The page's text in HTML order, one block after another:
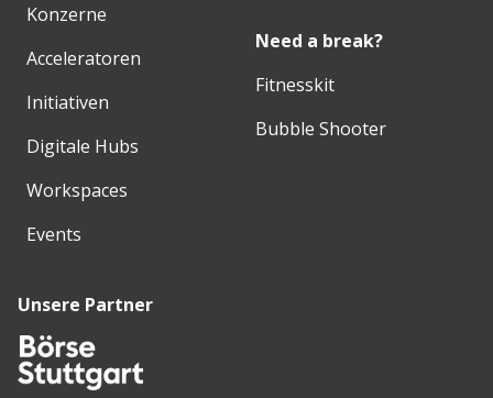
Konzerne
Acceleratoren
Initiativen
Digitale Hubs
Workspaces
Events
Need a break?
Fitnesskit
Bubble Shooter
Unsere Partner